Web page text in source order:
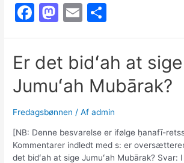
ringer
under F
a
c
e
b
o
o
k
M
a
st
o
d
o
n
E
m
ai
l
h
ar
e
Er det bidʻah at sige
Jumuʻah Mubārak?
Fredagsbønnen / Afadmin
[NB: Denne besvarelse er ifølge ḥanafī-
Kommentarer indledt med s: er
det bidʻah at sige Jumuʻah Mubārak? Svar: